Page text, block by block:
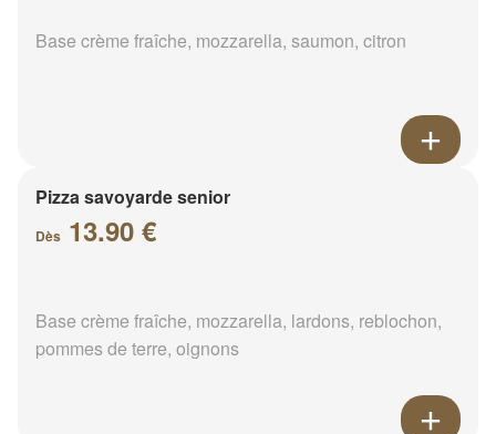
Base crème fraîche, mozzarella, saumon, citron
Pizza savoyarde senior
Dès 13.90 €
Base crème fraîche, mozzarella, lardons, reblochon,
pommes de terre, oignons